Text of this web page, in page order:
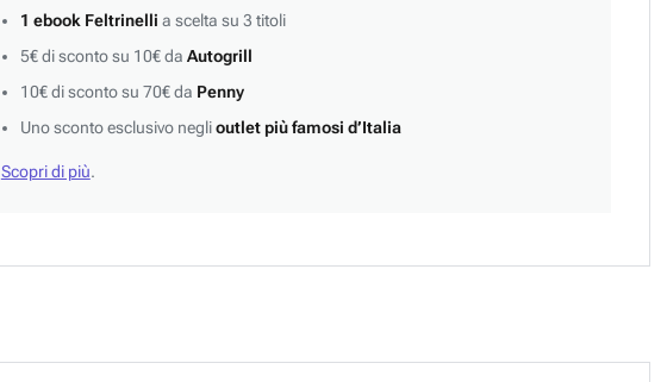
1 ebook Feltrinelli a scelta su 3 titoli
5€ di sconto su 10€ da Autogrill
10€ di sconto su 70€ da Penny
Uno sconto esclusivo neglioutlet più famosi d’Italia
Scopri di più.